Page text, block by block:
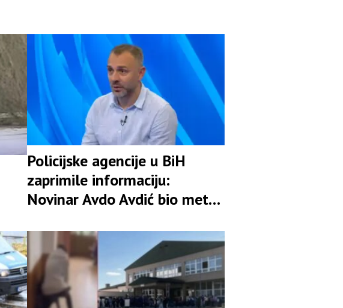
Policijske agencije u BiH
zaprimile informaciju:
Novinar Avdo Avdić bio meta